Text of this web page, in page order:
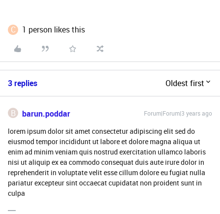
C 1 person likes this
3 replies Oldest first
B barun.poddar Forum|Forum|3 years ago
lorem ipsum dolor sit amet consectetur adipiscing elit sed do
eiusmod tempor incididunt ut labore et dolore magna aliqua ut
enim ad minim veniam quis nostrud exercitation ullamco laboris
nisi ut aliquip ex ea commodo consequat duis aute irure dolor in
reprehenderit in voluptate velit esse cillum dolore eu fugiat nulla
pariatur excepteur sint occaecat cupidatat non proident sunt in
culpa